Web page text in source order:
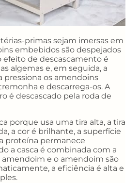
primas sejam imersas em
embebidos são despejados
efeito de descascamento é
algemas e, em seguida, a
pressiona os amendoins
e descarrega-os. A
é descascado pela roda de
porque usa uma tira alta, a tira
a cor é brilhante, a superfície
proteína permanece
a casca é combinada com a
amendoim e o amendoim são
a eficiência é alta e